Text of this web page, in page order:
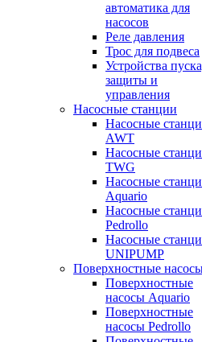
автоматика для
насосов
Реле давления
Трос для подвеса
Устройства
защиты и
управления
Насосные станции
Насосные
AWT
Насосные
TWG
Насосные
Aquario
Насосные
Pedrollo
Насосные
UNIPUMP
Поверхностные
Поверхностные
насосы Aquario
Поверхностные
насосы Pedrollo